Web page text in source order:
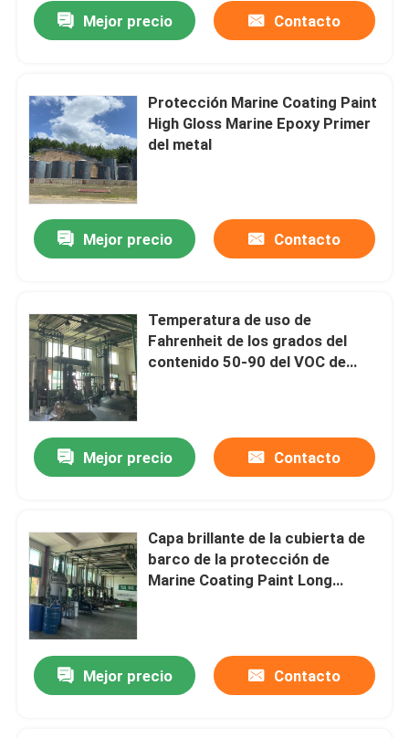
Mejor precio Contacto
Protección Marine Coating Paint
High Gloss Marine Epoxy Primer
del metal
Mejor precio Contacto
Temperatura de uso de
Fahrenheit de los grados del
contenido 50-90 del VOC de
Mejor precio Contacto
Capa brillante de la cubierta de
barco de la protección de
Marine Coating Paint Long
Mejor precio Contacto